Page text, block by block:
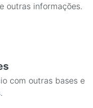
outras informações.
com outras bases e